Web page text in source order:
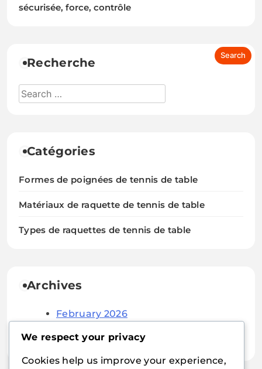
sécurisée, force, contrôle
Recherche
Catégories
Formes de poignées de tennis de table
Matériaux de raquette de tennis de table
Types de raquettes de tennis de table
Archives
February 2026
We respect your privacy
Cookies help us improve your experience,